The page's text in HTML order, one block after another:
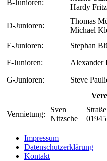
B-Junioren:
Hardy
D-Junioren:
Thomas
Michael
E-Junioren:
Stephan
F-Junioren:
Alexander
G-Junioren:
Steve
Vermietung:
Sven
Nitzsche
Impressum
Datenschutzerklärung
Kontakt